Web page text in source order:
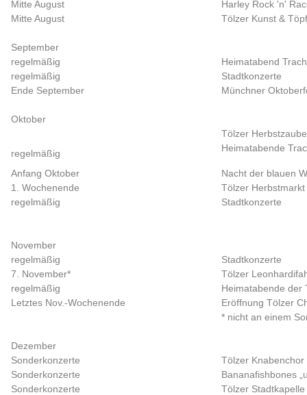
Mitte August
Harley Rock 'n'
Mitte August
Tölzer Kunst &
September
regelmäßig
Heimatabend
regelmäßig
Stadtkonzerte
Ende September
Münchner
Oktober
Tölzer
regelmäßig
Heimatabende
Anfang Oktober
Nacht der blauen
1. Wochenende
Tölzer Herbstmarkt
regelmäßig
Stadtkonzerte
November
regelmäßig
Stadtkonzerte
7. November*
Tölzer
regelmäßig
Heimatabende der
Letztes Nov.-Wochenende
Eröffnung Tölzer
* nicht an einem
Dezember
Sonderkonzerte
Tölzer Knabenchor
Sonderkonzerte
Bananafishbones
Sonderkonzerte
Tölzer Stadtkapelle